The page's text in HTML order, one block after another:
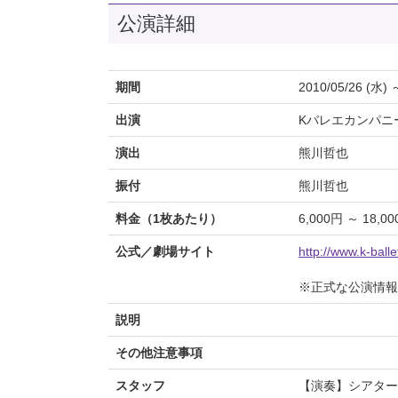
公演詳細
期間 2010/05/26 (水)
出演 Kバレエカンパニ
演出 熊川哲也
振付 熊川哲也
料金（1枚あたり） 6,000円 ～
公式／劇場サイト http://www.k-
※正式な公演情
説明
その他注意事項
スタッフ 【演奏】シアタ